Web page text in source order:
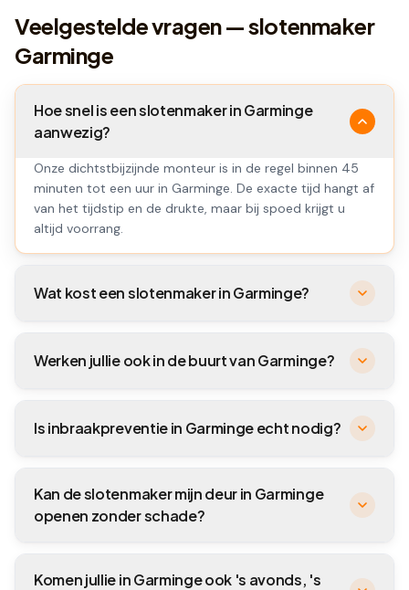
Veelgestelde vragen — slotenmaker
Garminge
Hoe snel is een slotenmaker in Garminge
aanwezig?
Onze dichtstbijzijnde monteur is in de regel binnen 45
minuten tot een uur in Garminge. De exacte tijd hangt af
van het tijdstip en de drukte, maar bij spoed krijgt u
altijd voorrang.
Wat kost een slotenmaker in Garminge?
Werken jullie ook in de buurt van Garminge?
Is inbraakpreventie in Garminge echt nodig?
Kan de slotenmaker mijn deur in Garminge
openen zonder schade?
Komen jullie in Garminge ook 's avonds, 's